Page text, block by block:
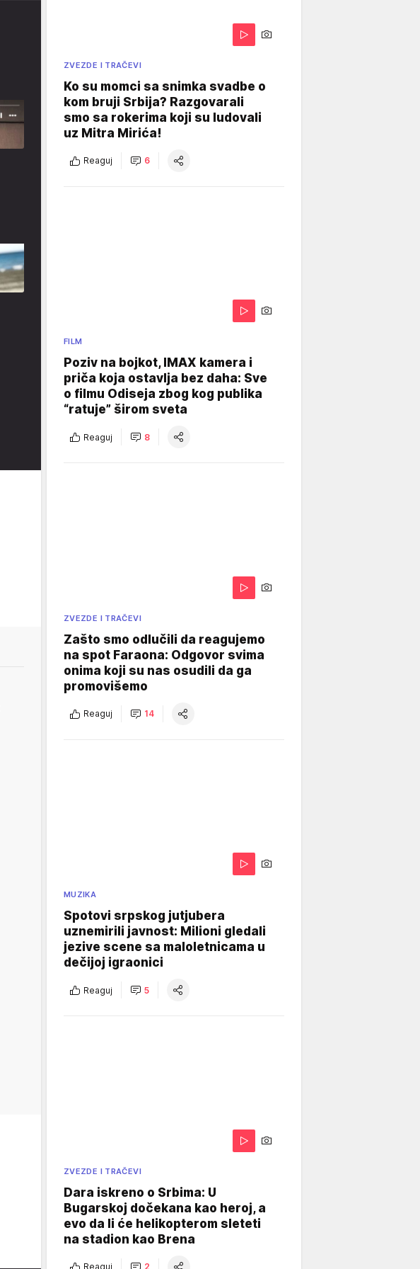
ZVEZDE I TRAČEVI
Ko su momci sa snimka svadbe o
kom bruji Srbija? Razgovarali
smo sa rokerima koji su ludovali
uz Mitra Mirića!
Reaguj 6
FILM
Poziv na bojkot, IMAX kamera i
priča koja ostavlja bez daha: Sve
o filmu Odiseja zbog kog publika
“ratuje” širom sveta
Reaguj 8
ZVEZDE I TRAČEVI
Zašto smo odlučili da reagujemo
na spot Faraona: Odgovor svima
onima koji su nas osudili da ga
promovišemo
Reaguj 14
MUZIKA
Spotovi srpskog jutjubera
uznemirili javnost: Milioni gledali
jezive scene sa maloletnicama u
dečijoj igraonici
Reaguj 5
ZVEZDE I TRAČEVI
Dara iskreno o Srbima: U
Bugarskoj dočekana kao heroj, a
evo da li će helikopterom sleteti
na stadion kao Brena
Reaguj 2